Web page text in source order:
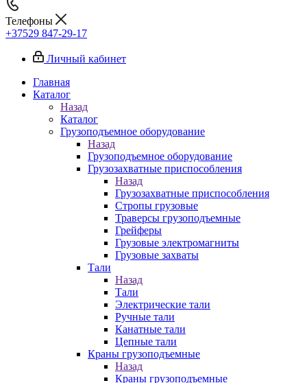
Телефоны
+37529 847-29-17‬
Личный кабинет
Главная
Каталог
Назад
Каталог
Грузоподъемное оборудование
Назад
Грузоподъемное оборудование
Грузозахватные приспособления
Назад
Грузозахватные приспособления
Стропы грузовые
Траверсы грузоподъемные
Грейферы
Грузовые электромагниты
Грузовые захваты
Тали
Назад
Тали
Электрические тали
Ручные тали
Канатные тали
Цепные тали
Краны грузоподъемные
Назад
Краны грузоподъемные